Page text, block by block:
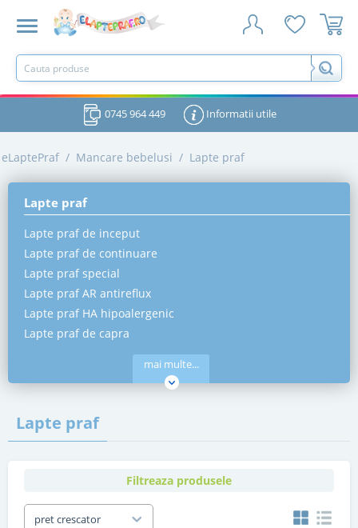
0745 964 449 Informatii utile
eLaptePraf / Mancare bebelusi / Lapte praf
Lapte praf
Lapte praf de inceput
Lapte praf de continuare
Lapte praf special
Lapte praf AR antireflux
Lapte praf HA hipoalergenic
Lapte praf de capra
mai multe...
Lapte praf
Filtreaza produsele
pret crescator